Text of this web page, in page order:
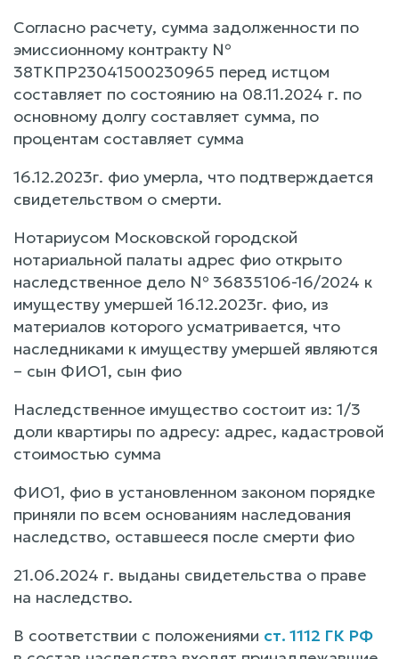
Согласно расчету, сумма задолженности по
эмиссионному контракту №
38ТКПР23041500230965 перед истцом
составляет по состоянию на 08.11.2024 г. по
основному долгу составляет сумма, по
процентам составляет сумма
16.12.2023г. фио умерла, что подтверждается
свидетельством о смерти.
Нотариусом Московской городской
нотариальной палаты адрес фио открыто
наследственное дело № 36835106-16/2024 к
имуществу умершей 16.12.2023г. фио, из
материалов которого усматривается, что
наследниками к имуществу умершей являются
– сын ФИО1, сын фио
Наследственное имущество состоит из: 1/3
доли квартиры по адресу: адрес, кадастровой
стоимостью сумма
ФИО1, фио в установленном законом порядке
приняли по всем основаниям наследования
наследство, оставшееся после смерти фио
21.06.2024 г. выданы свидетельства о праве
на наследство.
В соответствии с положениями ст. 1112 ГК РФ